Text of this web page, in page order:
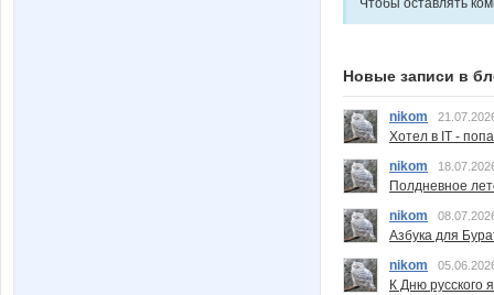
Чтобы оставлять
Новые записи в
nikom
Хотел в IT -
nikom
Полдневное
nikom
Азбука для
nikom
К Дню русского